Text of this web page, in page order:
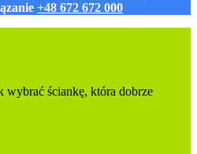
+48 672 672 000
wybrać ściankę, która dobrze